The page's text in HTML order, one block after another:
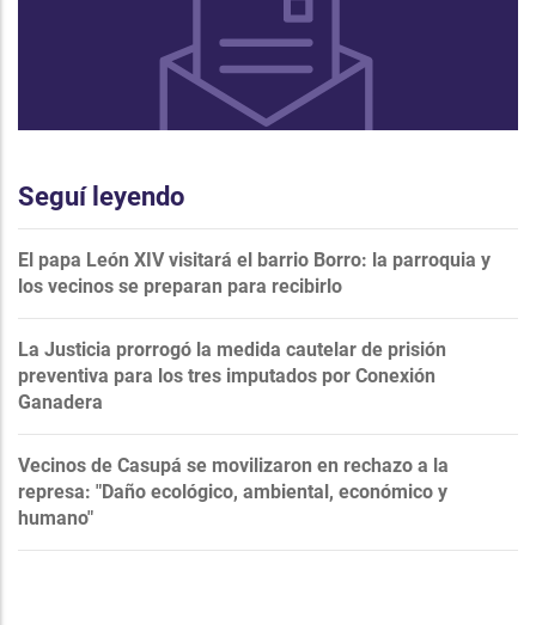
Seguí leyendo
El papa León XIV visitará el barrio Borro: la parroquia y
los vecinos se preparan para recibirlo
La Justicia prorrogó la medida cautelar de prisión
preventiva para los tres imputados por Conexión
Ganadera
Vecinos de Casupá se movilizaron en rechazo a la
represa: "Daño ecológico, ambiental, económico y
humano"